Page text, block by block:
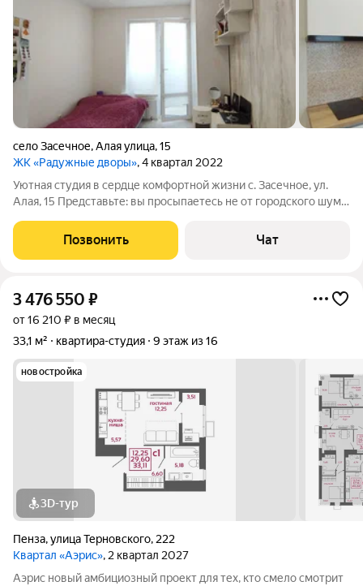
село Засечное,Алая улица,15
ЖК «Радужные дворы», 4 квартал 2022
Уютная студия в сердце комфортной жизни с. Засечное, ул.
Алая, 15 Представьте: вы просыпаетесь не от городского шума,
с чашкой кофе, зная, что вечером сможете прогуляться по
набережной или
Позвонить Чат
3 476 550 ₽
от 16 210 ₽ в месяц
33,1 м²
квартира-студия 9 этаж из 16
новостройка
3D-тур
Пенза,улица Терновского, 222
Квартал «Аэрис», 2 квартал 2027
Аэрис новый амбициозный проект для тех, кто смело смотрит